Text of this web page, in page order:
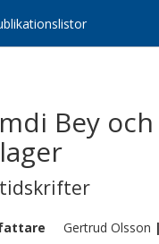
Bey
Gertrud Olsson